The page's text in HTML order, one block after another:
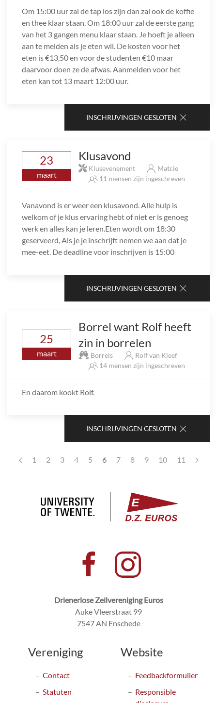
Om 15:00 uur zal de tap los zijn dan zal ook de koffie
en thee klaar staan. Om 18:00 uur zal de eerste gang
van het 3 gangen menu klaar staan. Je hoeft je alleen
aan te melden als je eten wil. De kosten voor het
eten is €13,50 en voor de studenten €10 maar
daarvoor doen ze de afwas. Aanmelden voor het
eten kan tot 13 maart 12:00 uur.
INSCHRIJVINGEN GESLOTEN
23
maart
Klusavond
Klusevenement
Matcie
11 mensen zijn ingeschreven
Vanavond is er weer een klusavond. Alle hulp is
welkom of je klus ervaring hebt of niet er is genoeg
werk en alles kan je leren.Eten wordt om 18:30
geserveerd, Als je je inschrijft nemen we aan dat je
mee-eet. De deadline voor inschrijven is 15:00
INSCHRIJVINGEN GESLOTEN
25
maart
Borrel want Rolf heeft
zin in borrelen
Borrels
Rolf van Kleef
14 mensen zijn ingeschreven
En daarom kookt Rolf.
INSCHRIJVINGEN GESLOTEN
1 2 3 4 5 6 7 8 9 10 11
Drienerlose Zeilvereniging Euros
Auke Vleerstraat 99
7547 AN Enschede
Vereniging
Contact
Statuten
Website
Feedbackformulier
Responsible